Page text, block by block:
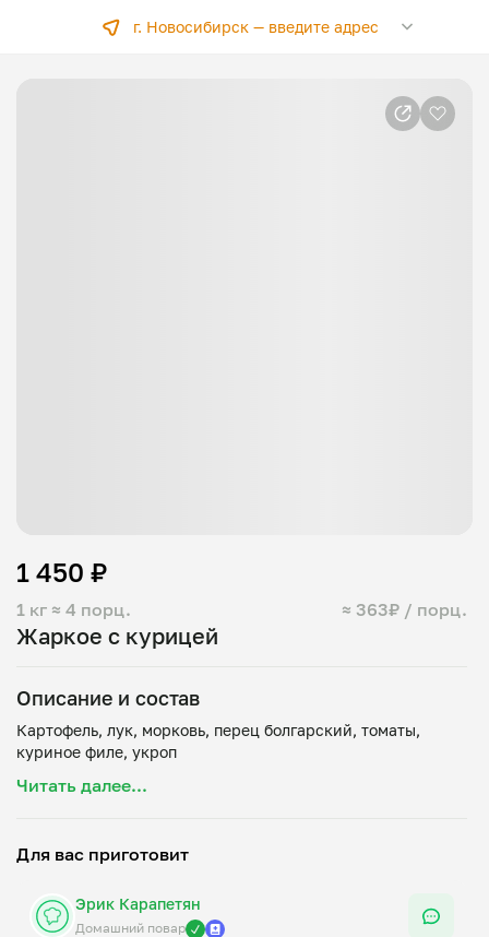
г. Новосибирск —введите адрес
Жаркое с курицей
1 кг ≈ 4 порц. ≈ 363₽ / порц.
1 450 ₽
Описание и состав
Картофель, лук, морковь, перец болгарский, томаты,
Читать далее...
Для вас приготовит
Эрик Карапетян
Домашний повар